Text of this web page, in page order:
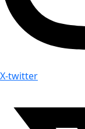
X-twitter